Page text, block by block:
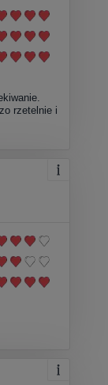
rzetelnie i